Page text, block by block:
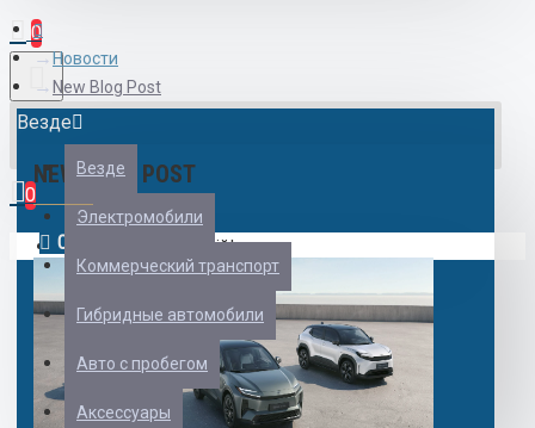
0
Везде
Везде
Электромобили
Коммерческий транспорт
Гибридные автомобили
Авто с пробегом
Аксессуары
0
Ваш кошик порожній!
Новости
New Blog Post
NEW BLOG POST
01